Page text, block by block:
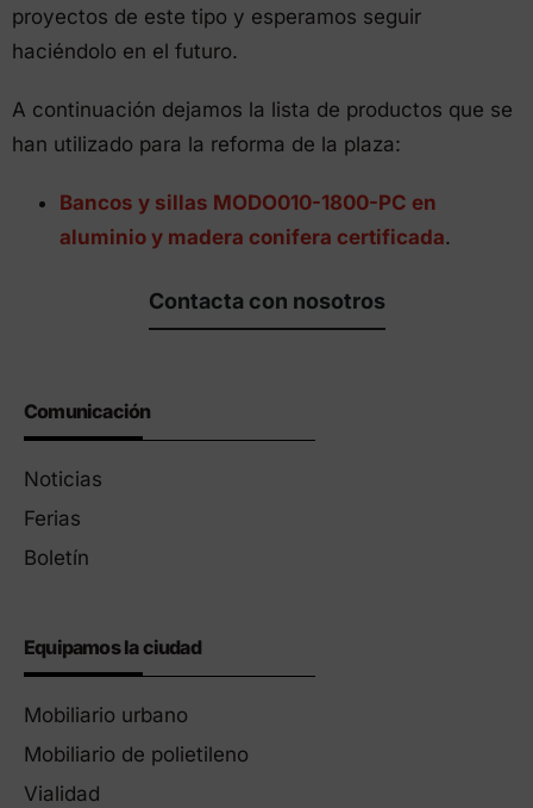
proyectos de este tipo y esperamos seguir
haciéndolo en el futuro.
A continuación dejamos la lista de productos que se
han utilizado para la reforma de la plaza:
Bancos y sillas MODO010-1800-PC en
aluminio y madera conifera certificada.
Contacta con nosotros
Comunicación
Noticias
Ferias
Boletín
Equipamos la ciudad
Mobiliario urbano
Mobiliario de polietileno
Vialidad